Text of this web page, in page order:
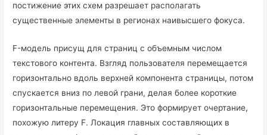
постижение этих схем разрешает располагать
существенные элементы в регионах наивысшего фокуса.
F-модель присущ для страниц с объемным числом
текстового контента. Взгляд пользователя перемещается
горизонтально вдоль верхней компонента страницы, потом
спускается вниз по левой грани, делая более короткие
горизонтальные перемещения. Это формирует очертание,
похожую литеру F. Локация главных составляющих в